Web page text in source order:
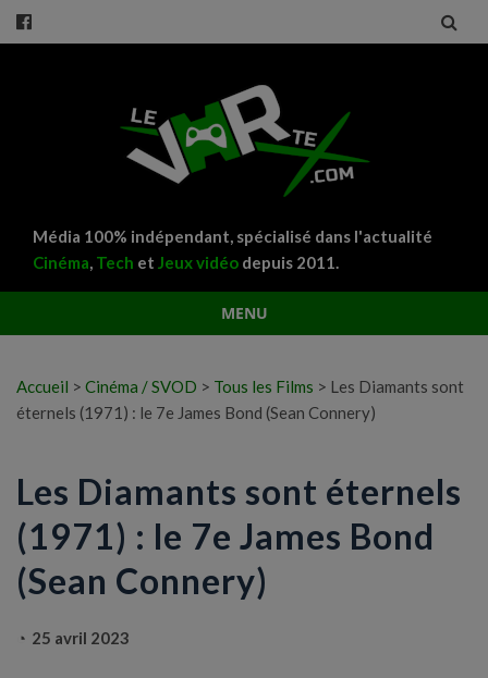
Média 100% indépendant, spécialisé dans l'actualité
Cinéma, Tech et Jeux vidéo depuis 2011.
MENU
Accueil > Cinéma / SVOD > Tous les Films > Les Diamants sont
éternels (1971) : le 7e James Bond (Sean Connery)
Les Diamants sont éternels
(1971) : le 7e James Bond
(Sean Connery)
25 avril 2023